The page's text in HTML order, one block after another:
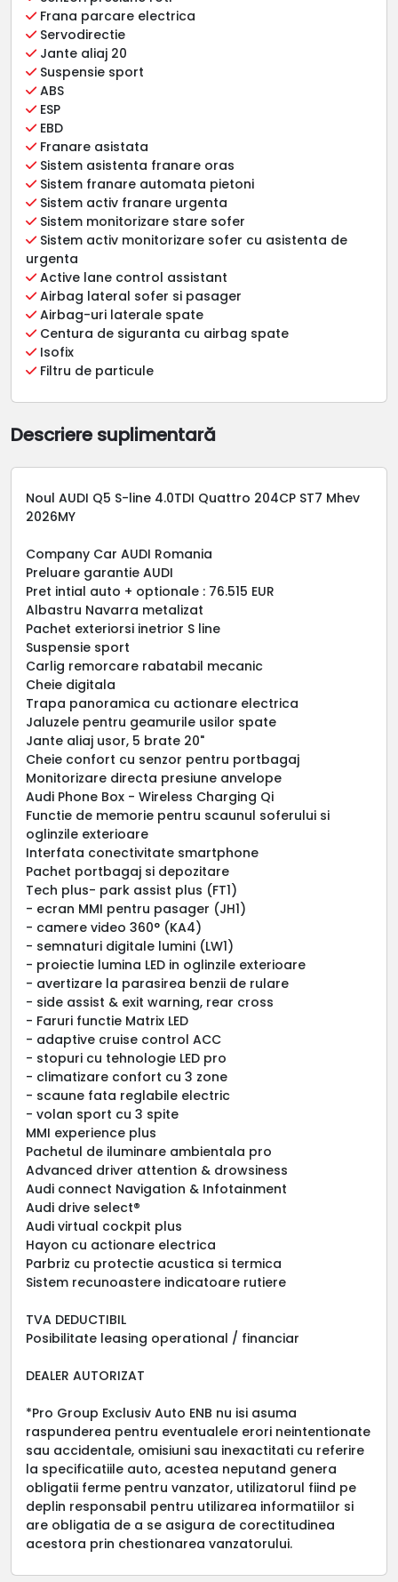
Frana parcare electrica
Servodirectie
Jante aliaj 20
Suspensie sport
ABS
ESP
EBD
Franare asistata
Sistem asistenta franare oras
Sistem franare automata pietoni
Sistem activ franare urgenta
Sistem monitorizare stare sofer
Sistem activ monitorizare sofer cu asistenta de
urgenta
Active lane control assistant
Airbag lateral sofer si pasager
Airbag-uri laterale spate
Centura de siguranta cu airbag spate
Isofix
Filtru de particule
Descriere suplimentară
Noul AUDI Q5 S-line 4.0TDI Quattro 204CP ST7 Mhev
2026MY
Company Car AUDI Romania
Preluare garantie AUDI
Pret intial auto + optionale : 76.515 EUR
Albastru Navarra metalizat
Pachet exteriorsi inetrior S line
Suspensie sport
Carlig remorcare rabatabil mecanic
Cheie digitala
Trapa panoramica cu actionare electrica
Jaluzele pentru geamurile usilor spate
Jante aliaj usor, 5 brate 20"
Cheie confort cu senzor pentru portbagaj
Monitorizare directa presiune anvelope
Audi Phone Box - Wireless Charging Qi
Functie de memorie pentru scaunul soferului si
oglinzile exterioare
Interfata conectivitate smartphone
Pachet portbagaj si depozitare
Tech plus- park assist plus (FT1)
- ecran MMI pentru pasager (JH1)
- camere video 360° (KA4)
- semnaturi digitale lumini (LW1)
- proiectie lumina LED in oglinzile exterioare
- avertizare la parasirea benzii de rulare
- side assist & exit warning, rear cross
- Faruri functie Matrix LED
- adaptive cruise control ACC
- stopuri cu tehnologie LED pro
- climatizare confort cu 3 zone
- scaune fata reglabile electric
- volan sport cu 3 spite
MMI experience plus
Pachetul de iluminare ambientala pro
Advanced driver attention & drowsiness
Audi connect Navigation & Infotainment
Audi drive select®
Audi virtual cockpit plus
Hayon cu actionare electrica
Parbriz cu protectie acustica si termica
Sistem recunoastere indicatoare rutiere
TVA DEDUCTIBIL
Posibilitate leasing operational / financiar
DEALER AUTORIZAT
*Pro Group Exclusiv Auto ENB nu isi asuma
raspunderea pentru eventualele erori neintentionate
sau accidentale, omisiuni sau inexactitati cu referire
la specificatiile auto, acestea neputand genera
obligatii ferme pentru vanzator, utilizatorul fiind pe
deplin responsabil pentru utilizarea informatiilor si
are obligatia de a se asigura de corectitudinea
acestora prin chestionarea vanzatorului.